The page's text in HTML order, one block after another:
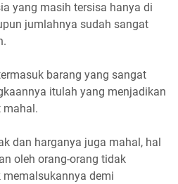
yang masih tersisa hanya di
jumlahnya sudah sangat
barang yang sangat
itulah yang menjadikan
mahal.
dan harganya juga mahal, hal
oleh orang-orang tidak
demi